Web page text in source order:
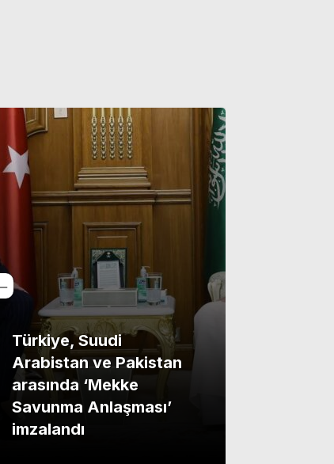
Türkiye, Suudi
Arabistan ve Pakistan
arasında ‘Mekke
Savunma Anlaşması’
imzalandı